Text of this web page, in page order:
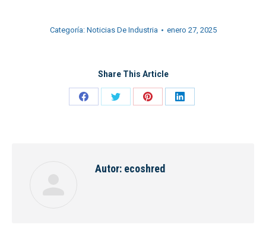
Categoría: Noticias De Industria enero 27, 2025
Share This Article
Share
Share
Share
Share
Autor: ecoshred